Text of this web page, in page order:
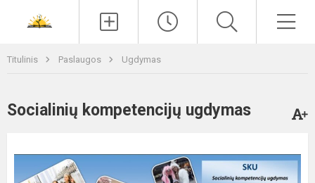
Titulinis Paslaugos Ugdymas
Socialinių kompetencijų ugdymas